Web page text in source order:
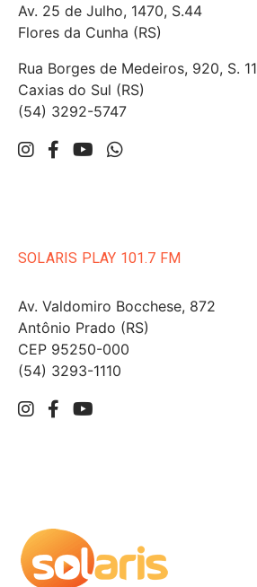
Av. 25 de Julho, 1470, S.44
Flores da Cunha (RS)
Rua Borges de Medeiros, 920, S. 11
Caxias do Sul (RS)
(54) 3292-5747
SOLARIS PLAY 101.7 FM
Av. Valdomiro Bocchese, 872
Antônio Prado (RS)
CEP 95250-000
(54) 3293-1110